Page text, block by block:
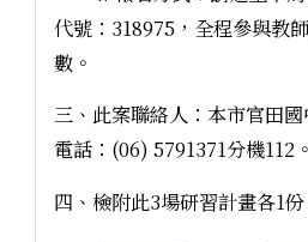
代號：318975，全程參與教
數。
三、此案聯絡人：本市官田
電話：(06) 5791371分機112。
四、檢附此3場研習計畫各1份